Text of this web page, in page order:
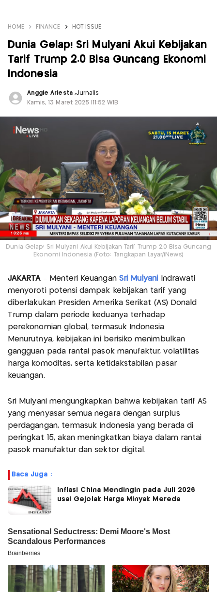
HOME FINANCE HOT ISSUE
Dunia Gelap! Sri Mulyani Akui Kebijakan
Tarif Trump 2.0 Bisa Guncang Ekonomi
Indonesia
Anggie Ariesta ,Jurnalis
Kamis, 13 Maret 2025 |11:52 WIB
Dunia Gelap! Sri Mulyani Akui Kebijakan Tarif Trump 2.0 Bisa Guncang
Ekonomi Indonesia (Foto: Tangkapan Layar/iNews)
JAKARTA– Menteri Keuangan Sri Mulyani Indrawati
menyoroti potensi dampak kebijakan tarif yang
diberlakukan Presiden Amerika Serikat (AS) Donald
Trump dalam periode keduanya terhadap
perekonomian global, termasuk Indonesia.
Menurutnya, kebijakan ini berisiko menimbulkan
gangguan pada rantai pasok manufaktur, volatilitas
harga komoditas, serta ketidakstabilan pasar
keuangan.
Sri Mulyani mengungkapkan bahwa kebijakan tarif AS
yang menyasar semua negara dengan surplus
perdagangan, termasuk Indonesia yang berada di
peringkat 15, akan meningkatkan biaya dalam rantai
pasok manufaktur dan sektor digital.
Baca Juga :
Inflasi China Mendingin pada Juli 2026
usai Gejolak Harga Minyak Mereda